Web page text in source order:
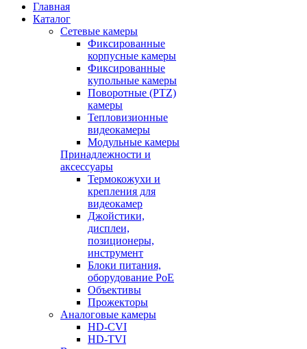
Главная
Каталог
Сетевые камеры
Фиксированные
корпусные камеры
Фиксированные
купольные камеры
Поворотные (PTZ)
камеры
Тепловизионные
видеокамеры
Модульные камеры
Принадлежности и
аксессуары
Термокожухи и
крепления для
видеокамер
Джойстики,
дисплеи,
позиционеры,
инструмент
Блоки питания,
оборудование PoE
Объективы
Прожекторы
Аналоговые камеры
HD-CVI
HD-TVI